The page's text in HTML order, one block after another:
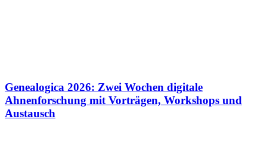
Genealogica 2026: Zwei Wochen digitale
Ahnenforschung mit Vorträgen, Workshops und
Austausch